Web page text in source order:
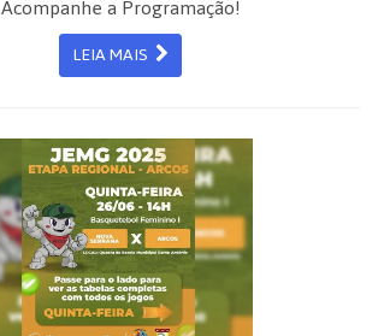
Acompanhe a Programação!
LEIA MAIS